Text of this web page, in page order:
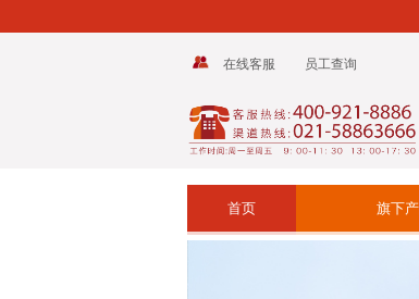
在线客服 员工查询
首页 旗下